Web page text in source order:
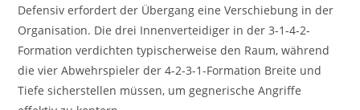
Defensiv erfordert der Übergang eine Verschiebung in der
Organisation. Die drei Innenverteidiger in der 3-1-4-2-
Formation verdichten typischerweise den Raum, während
die vier Abwehrspieler der 4-2-3-1-Formation Breite und
Tiefe sicherstellen müssen, um gegnerische Angriffe